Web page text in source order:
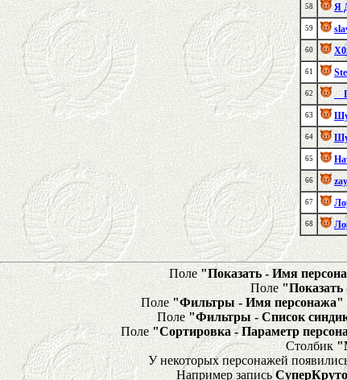
58 Я
59
60
61
62
63
64
65
66
67
68
Поле "Показать - Имя
Поле
Поле "Фильтры - Имя персонажа"
Поле "Фильтры - Список
Поле"Сортировка - Параметр
Столбик
У некоторых персонажей
Например запись